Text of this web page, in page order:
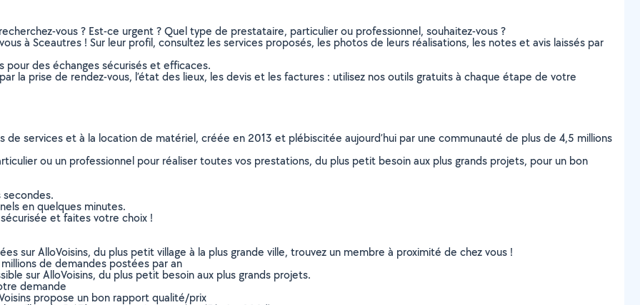
vous ? Est-ce urgent ? Quel type de prestataire, particulier ou professionnel, souhaitez-vous ?
à Sceautres ! Sur leur profil, consultez les services proposés, les photos de leurs réalisations, les notes et avis laissés par
pour des échanges sécurisés et efficaces.
la prise de rendez-vous, l’état des lieux, les devis et les factures : utilisez nos outils gratuits à chaque étape de votre
de services et à la location de matériel, créée en 2013 et plébiscitée aujourd’hui par une communauté de plus de 4,5 millions
ou un professionnel pour réaliser toutes vos prestations, du plus petit besoin aux plus grands projets, pour un bon
secondes.
en quelques minutes.
et faites votre choix !
sur AlloVoisins, du plus petit village à la plus grande ville, trouvez un membre à proximité de chez vous !
de demandes postées par an
sur AlloVoisins, du plus petit besoin aux plus grands projets.
demande
propose un bon rapport qualité/prix